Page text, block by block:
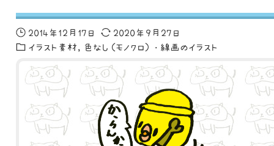
2014年12月17日
2020年9月27日
イラスト素材
色なし（モノクロ）・線画のイラスト